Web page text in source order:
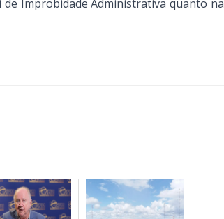
Improbidade Administrativa quanto na